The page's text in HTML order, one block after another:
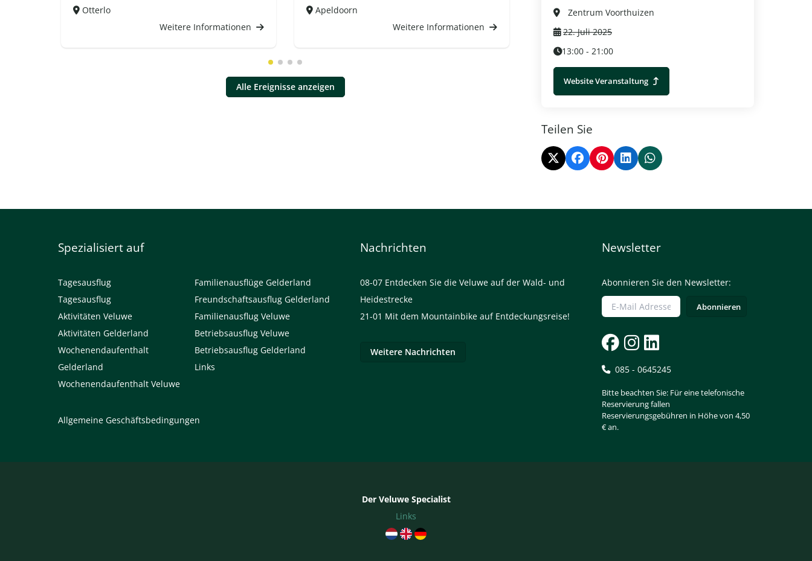
Otterlo
Weitere Informationen
Apeldoorn
Weitere Informationen
Otterlo
Alle Ereignisse anzeigen
Zentrum Voorthuizen
22. Juli 2025
13:00 - 21:00
Website Veranstaltung
Teilen Sie
Spezialisiert auf
Tagesausflug
Tagesausflug
Aktivitäten Veluwe
Aktivitäten Gelderland
Wochenendaufenthalt
Gelderland
Wochenendaufenthalt Veluwe
Familienausflüge Gelderland
Freundschaftsausflug Gelderland
Familienausflug Veluwe
Betriebsausflug Veluwe
Betriebsausflug Gelderland
Links
Allgemeine Geschäftsbedingungen
Nachrichten
08-07 Entdecken Sie die Veluwe auf der Wald- und
Heidestrecke
21-01 Mit dem Mountainbike auf Entdeckungsreise!
Weitere Nachrichten
Newsletter
Abonnieren Sie den Newsletter:
085 - 0645245
Bitte beachten Sie: Für eine telefonische
Reservierung fallen
Reservierungsgebühren in Höhe von 4,50
€ an.
Der Veluwe Specialist
Links